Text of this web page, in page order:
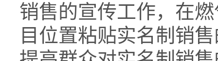
销售的宣传工作，在
目位置粘贴实名制销